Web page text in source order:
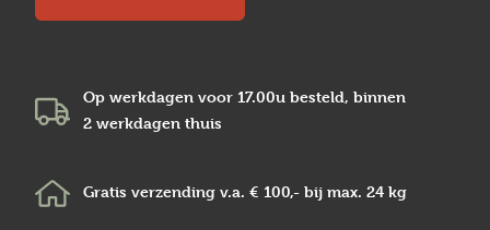
Op werkdagen voor 17.00u besteld, binnen
2 werkdagen thuis
Gratis verzending v.a. € 100,- bij max. 24 kg